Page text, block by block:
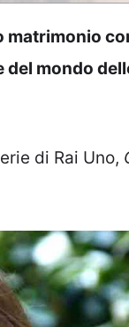
matrimonio
del mondo
di Rai Uno,